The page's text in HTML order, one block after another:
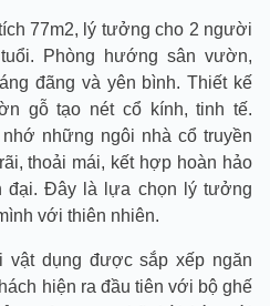
77m2, lý tưởng cho 2 người
Phòng hướng sân vườn,
đãng và yên bình. Thiết kế
gỗ tạo nét cổ kính, tinh tế.
những ngôi nhà cổ truyền
thoải mái, kết hợp hoàn hảo
đại. Đây là lựa chọn lý tưởng
với thiên nhiên.
vật dụng được sắp xếp ngăn
hiện ra đầu tiên với bộ ghế